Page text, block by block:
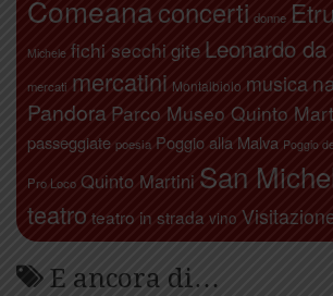
Comeanaconcerti donne
Michele fichi secchi gite Leonardo
mercati mercatini Montalbiolo musica
Pandora Parco Museo Quinto
passeggiate poesia Poggio alla Malva Poggio
Pro Loco Quinto Martini San
teatro teatro in strada vino
E ancora di…